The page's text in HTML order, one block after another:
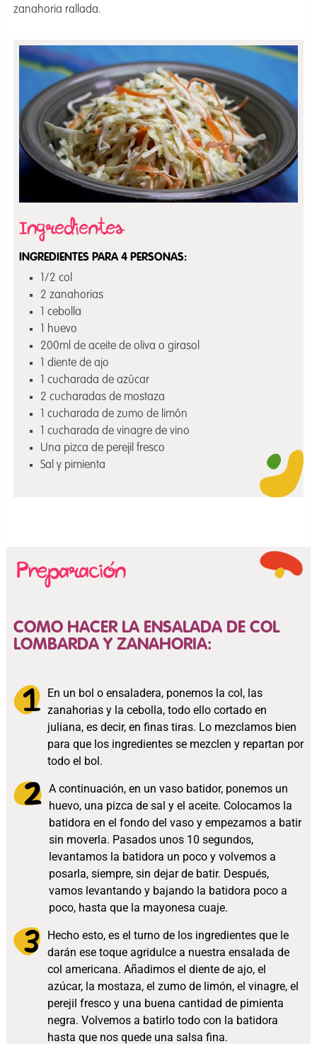
zanahoria rallada.
INGREDIENTES PARA 4 PERSONAS:
1/2 col
2 zanahorias
1 cebolla
1 huevo
200ml de aceite de oliva o girasol
1 diente de ajo
1 cucharada de azúcar
2 cucharadas de mostaza
1 cucharada de zumo de limón
1 cucharada de vinagre de vino
Una pizca de perejil fresco
Sal y pimienta
COMO HACER LA ENSALADA DE COL
LOMBARDA Y ZANAHORIA:
En un bol o ensaladera, ponemos la col, las
zanahorias y la cebolla, todo ello cortado en
juliana, es decir, en finas tiras. Lo mezclamos bien
para que los ingredientes se mezclen y repartan por
todo el bol.
A continuación, en un vaso batidor, ponemos un
huevo, una pizca de sal y el aceite. Colocamos la
batidora en el fondo del vaso y empezamos a batir
sin moverla. Pasados unos 10 segundos,
levantamos la batidora un poco y volvemos a
posarla, siempre, sin dejar de batir. Después,
vamos levantando y bajando la batidora poco a
poco, hasta que la mayonesa cuaje.
Hecho esto, es el turno de los ingredientes que le
darán ese toque agridulce a nuestra ensalada de
col americana. Añadimos el diente de ajo, el
azúcar, la mostaza, el zumo de limón, el vinagre, el
perejil fresco y una buena cantidad de pimienta
negra. Volvemos a batirlo todo con la batidora
hasta que nos quede una salsa fina.